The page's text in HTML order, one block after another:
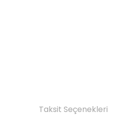
Taksit Seçenekleri